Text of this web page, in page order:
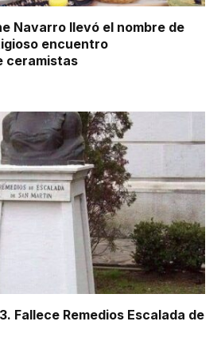
Navarro llevó el nombre de
encuentro
ceramistas
Fallece Remedios Escalada de